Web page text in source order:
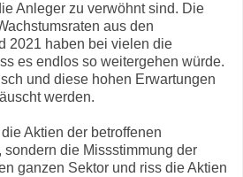
Anleger zu verwöhnt sind. Die
aus den
2021 haben bei vielen die
es endlos so weitergehen würde.
und diese hohen Erwartungen
werden.
Aktien der betroffenen
sondern die Missstimmung der
ganzen Sektor und riss die Aktien